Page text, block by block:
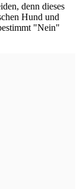
denn dieses
Hund und
"Nein"